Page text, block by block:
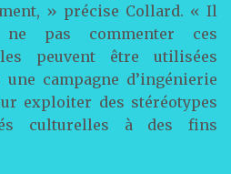
» précise Collard. « Il
pas commenter ces
peuvent être utilisées
campagne d’ingénierie
exploiter des stéréotypes
culturelles à des fins